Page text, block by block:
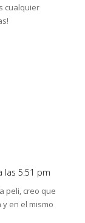
cualquier
las 5:51 pm
peli, creo que
en el mismo